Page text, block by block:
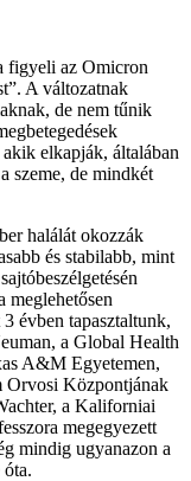
figyeli az Omicron
A változatnak
de nem tűnik
elkapják, általában
szeme, de mindkét
halálát okozzák
és stabilabb, mint
meglehetősen
évben tapasztaltunk,
a Global Health
A&M Egyetemen,
Orvosi Központjának
a Kaliforniai
megegyezett
mindig ugyanazon a